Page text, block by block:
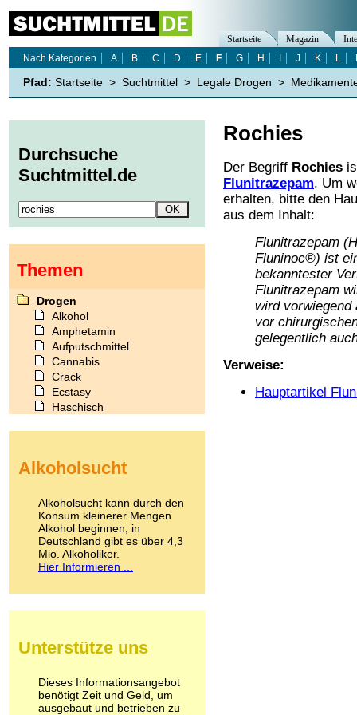
Rochies
Der Begriff Rochies
Flunitrazepam. Um
erhalten, bitte den
aus dem Inhalt:
Flunitrazepam
Fluninoc®) ist
bekanntester
Flunitrazepam
wird
vor
gelegentlich
Verweise:
Hauptartikel
Startseite Magazin
Nach Kategorien
A B C D E F G H J K L
Pfad: Startseite > Suchtmittel > Legale Drogen >
Durchsuche
Suchtmittel.de
Themen
Drogen
Alkohol
Amphetamin
Aufputschmittel
Cannabis
Crack
Ecstasy
Haschisch
Kokain
LSD
Marihuana
Medikamente
Meskalin
Metamphetamin
Methadon
Pilze
Psychopharmaka
Schlafmittel
Schmerzmittel
Alkoholsucht
Alkoholsucht kann durch den
Konsum kleinerer Mengen
Alkohol beginnen, in
Deutschland gibt es über 4,3
Mio. Alkoholiker.
Hier Informieren ...
Unterstütze uns
Dieses Informationsangebot
benötigt Zeit und Geld, um
ausgebaut und betrieben zu